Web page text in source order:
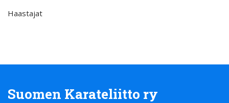
Haastajat
Suomen Karateliitto ry